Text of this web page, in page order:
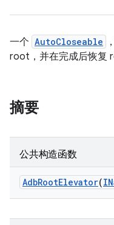
一个 AutoCloseable
root，并在完成后恢复
摘要
公共构造函数
AdbRootElevator(